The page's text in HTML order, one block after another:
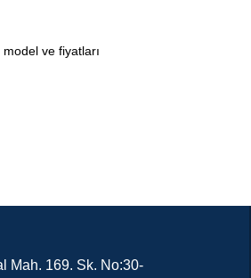
model ve fiyatları
Mah. 169. Sk. No:30-